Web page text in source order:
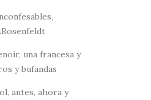
una francesa y
y bufandas
antes, ahora y